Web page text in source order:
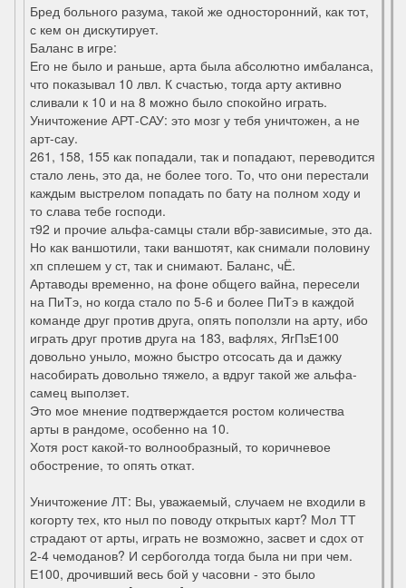
Бред больного разума, такой же односторонний, как тот,
с кем он дискутирует.
Баланс в игре:
Его не было и раньше, арта была абсолютно имбаланса,
что показывал 10 лвл. К счастью, тогда арту активно
сливали к 10 и на 8 можно было спокойно играть.
Уничтожение АРТ-САУ: это мозг у тебя уничтожен, а не
арт-сау.
261, 158, 155 как попадали, так и попадают, переводится
стало лень, это да, не более того. То, что они перестали
каждым выстрелом попадать по бату на полном ходу и
то слава тебе господи.
т92 и прочие альфа-самцы стали вбр-зависимые, это да.
Но как ваншотили, таки ваншотят, как снимали половину
хп сплешем у ст, так и снимают. Баланс, чЁ.
Артаводы временно, на фоне общего вайна, пересели
на ПиТэ, но когда стало по 5-6 и более ПиТэ в каждой
команде друг против друга, опять поползли на арту, ибо
играть друг против друга на 183, вафлях, ЯгПзЕ100
довольно уныло, можно быстро отсосать да и дажку
насобирать довольно тяжело, а вдруг такой же альфа-
самец выползет.
Это мое мнение подтверждается ростом количества
арты в рандоме, особенно на 10.
Хотя рост какой-то волнообразный, то коричневое
обострение, то опять откат.
Уничтожение ЛТ: Вы, уважаемый, случаем не входили в
когорту тех, кто ныл по поводу открытых карт? Мол ТТ
страдают от арты, играть не возможно, засвет и сдох от
2-4 чемоданов? И сербоголда тогда была ни при чем.
Е100, дрочивший весь бой у часовни - это было